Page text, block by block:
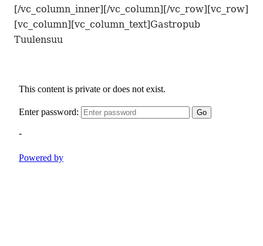
[/vc_column_inner][/vc_column][/vc_row][vc_row]
[vc_column][vc_column_text]Gastropub
Tuulensuu